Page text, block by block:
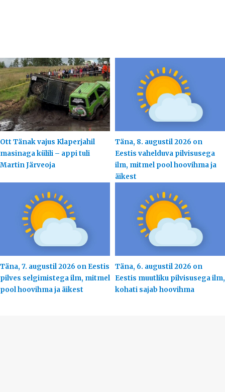
Ott Tänak vajus Klaperjahil
masinaga külili – appi tuli
Martin Järveoja
Täna, 8. augustil 2026 on
Eestis vahelduva pilvisusega
ilm, mitmel pool hoovihma ja
äikest
Täna, 7. augustil 2026 on Eestis
pilves selgimistega ilm, mitmel
pool hoovihma ja äikest
Täna, 6. augustil 2026 on
Eestis muutliku pilvisusega ilm,
kohati sajab hoovihma